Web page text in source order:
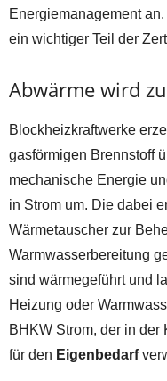
Energiemanagement
ein wichtiger Teil der
Abwärme wird
Blockheizkraftwerke
gasförmigen Brennstoff
mechanische Energie
in Strom um. Die dabei
Wärmetauscher zur
Warmwasserbereitung
sind wärmegeführt und
Heizung oder
BHKW Strom, der in
für den Eigenbedarf